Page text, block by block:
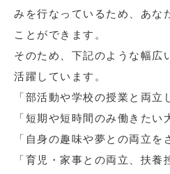
みを行なっているため、あな
ことができます。
そのため、下記のような幅広
活躍しています。
「部活動や学校の授業と両立
「短期や短時間のみ働きたい
「自身の趣味や夢との両立を
「育児・家事との両立、扶